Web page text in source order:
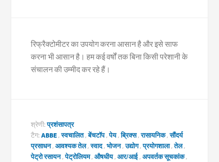
रिफ्रैक्टोमीटर का उपयोग करना आसान है और इसे साफ
करना भी आसान है। हम कई वर्षों तक बिना किसी परेशानी के
संचालन की उम्मीद कर रहे हैं।
श्रेणी:प्रशंसापत्र
टैग:ABBE ,स्वचालित,बेंचटॉप,पेय,ब्रिक्स,रासायनिक,सौंदर्य
प्रसाधन,आवश्यक तेल,स्वाद,भोजन,उद्योग,प्रयोगशाला,तेल,
पेट्रो रसायन,पेट्रोलियम,औषधीय,आर/आई,अपवर्तक सूचकांक,